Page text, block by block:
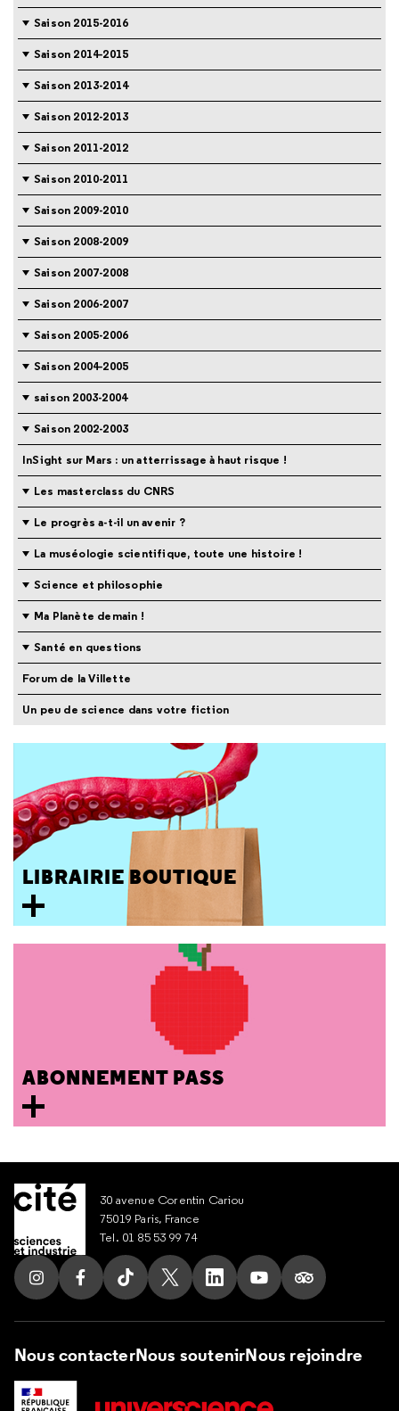
Saison 2015-2016
Saison 2014-2015
Saison 2013-2014
Saison 2012-2013
Saison 2011-2012
Saison 2010-2011
Saison 2009-2010
Saison 2008-2009
Saison 2007-2008
Saison 2006-2007
Saison 2005-2006
Saison 2004-2005
saison 2003-2004
Saison 2002-2003
InSight sur Mars : un atterrissage à haut risque !
Les masterclass du CNRS
Le progrès a-t-il un avenir ?
La muséologie scientifique, toute une histoire !
Science et philosophie
Ma Planète demain !
Santé en questions
Forum de la Villette
Un peu de science dans votre fiction
LIBRAIRIE BOUTIQUE
ABONNEMENT PASS
30 avenue Corentin Cariou
75019 Paris, France
Tel. 01 85 53 99 74
Suivez nous sur Instagram
Suivez nous sur Facebook
Suivez nous sur Tik Tok
Suivez nous sur X
Suivez nous sur LinkedIn
Suivez nous sur
Suivez nous
Nous contacterNous soutenirNous rejoindre